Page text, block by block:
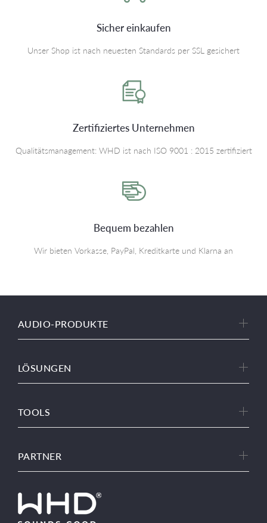
Sicher einkaufen
Unser Shop ist nach neuesten Standards per SSL gesichert
Zertifiziertes Unternehmen
Qualitätsmanagement: WHD ist nach ISO 9001 : 2015 zertifiziert
Bequem bezahlen
Wir bieten Vorkasse, PayPal, Kreditkarte und Klarna an
AUDIO-PRODUKTE
LÖSUNGEN
TOOLS
PARTNER